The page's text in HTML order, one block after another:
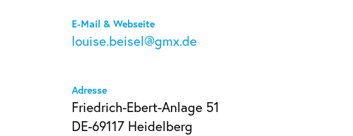
E-Mail & Webseite
louise.beisel@gmx.de
Adresse
Friedrich-Ebert-Anlage 51
DE-69117 Heidelberg